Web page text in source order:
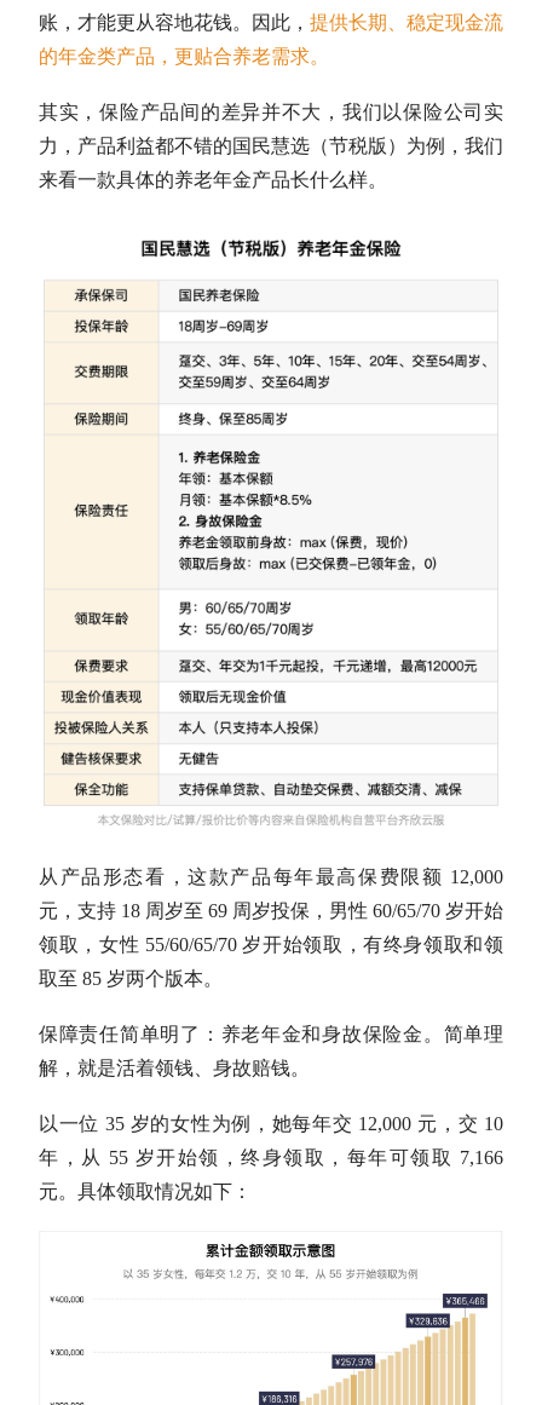
账，才能更从容地花钱。因此， 提供长期、稳定现金流
的年金类产品，更贴合养老需求。
其实，保险产品间的差异并不大，我们以保险公司实
力，产品利益都不错的国民慧选（节税版）为例，我们
来看一款具体的养老年金产品长什么样。
从产品形态看，这款产品每年最高保费限额 12,000
元，支持 18 周岁至 69 周岁投保，男性 60/65/70 岁开始
领取，女性 55/60/65/70 岁开始领取，有终身领取和领
取至 85 岁两个版本。
保障责任简单明了：养老年金和身故保险金。简单理
解，就是活着领钱、身故赔钱。
以一位 35 岁的女性为例，她每年交 12,000 元，交 10
年，从 55 岁开始领，终身领取，每年可领取 7,166
元。具体领取情况如下：